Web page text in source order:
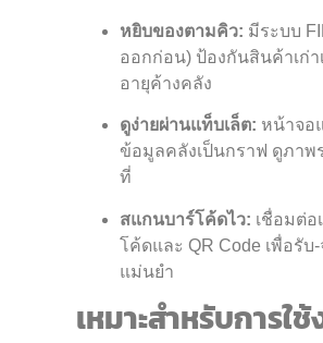
หยิบของตามคิว: มีระบบ
ออกก่อน) ป้องกันสินค้าเก่
อายุค้างคลัง
ดูง่ายผ่านแท็บเล็ต: หน้าจอ
ข้อมูลคลังเป็นกราฟ ดูภาพ
ที่
สแกนบาร์โค้ดไว: เชื่อมต่อ
โค้ดและ QR Code เพื่อรับ
แม่นยำ
เหมาะสำหรับการใช้